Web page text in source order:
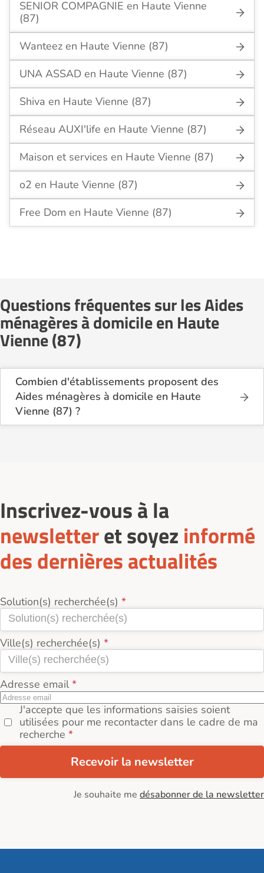
SENIOR COMPAGNIE en Haute Vienne
(87)
Wanteez en Haute Vienne (87)
UNA ASSAD en Haute Vienne (87)
Shiva en Haute Vienne (87)
Réseau AUXI'life en Haute Vienne (87)
Maison et services en Haute Vienne (87)
o2 en Haute Vienne (87)
Free Dom en Haute Vienne (87)
Questions fréquentes sur les Aides
ménagères à domicile en Haute
Vienne (87)
Combien d'établissements proposent des
Aides ménagères à domicile en Haute
Vienne (87) ?
Sur le site Logement-seniors.com, on recense
Inscrivez-vous à la
newsletteret soyez informé
des dernières actualités
Solution(s) recherchée(s)
Ville(s) recherchée(s)
Adresse email
J'accepte que les informations saisies soient
utilisées pour me recontacter dans le cadre de ma
recherche
Recevoir la newsletter
Je souhaite me désabonner de la newsletter